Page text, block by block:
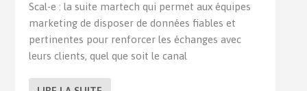
Scal-e : la suite martech qui permet aux équipes
marketing de disposer de données fiables et
pertinentes pour renforcer les échanges avec
leurs clients, quel que soit le canal